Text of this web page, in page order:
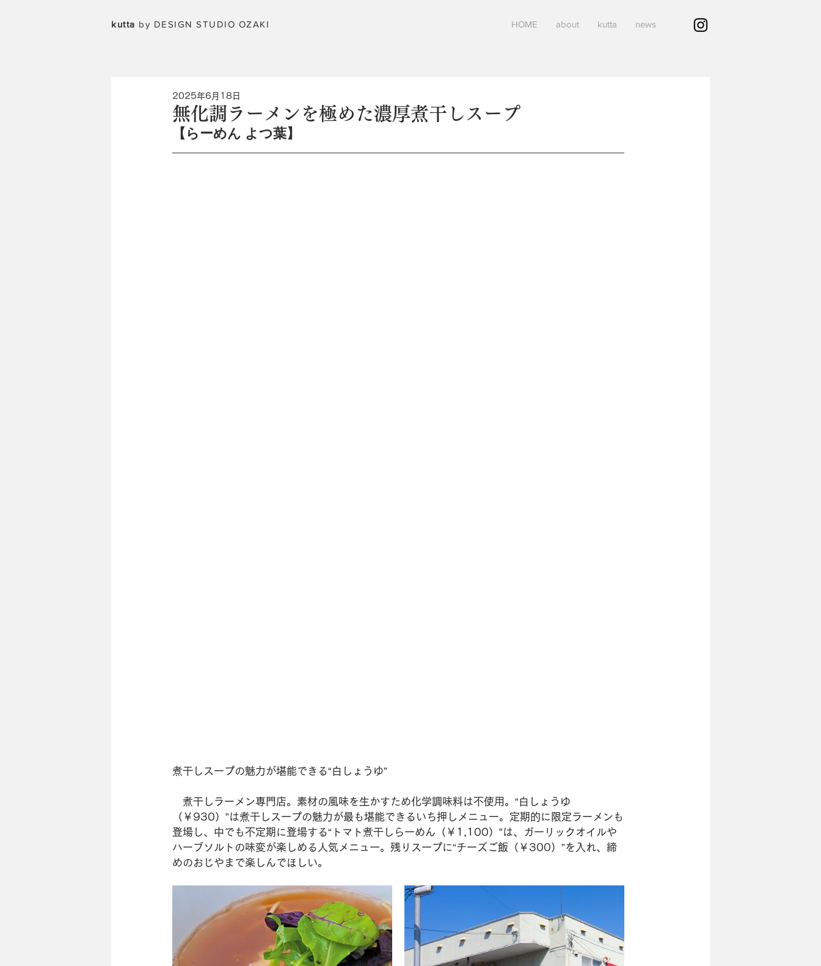
kutta by DESIGN STUDIO OZAKI HOME about kutta news
無化調ラーメンを極めた濃厚煮干しスープ
2025年6月18日
【らーめん よつ葉】
煮干しスープの魅力が堪能できる“白しょうゆ”
煮干しラーメン専門店。素材の風味を生かすため化学調味料は不使用。“白しょうゆ
（￥930）”は煮干しスープの魅力が最も堪能できるいち押しメニュー。定期的に限定ラーメンも
登場し、中でも不定期に登場する“トマト煮干しらーめん（￥1,100）”は、ガーリックオイルや
ハーブソルトの味変が楽しめる人気メニュー。残りスープに“チーズご飯（￥300）”を入れ、締
めのおじやまで楽しんでほしい。